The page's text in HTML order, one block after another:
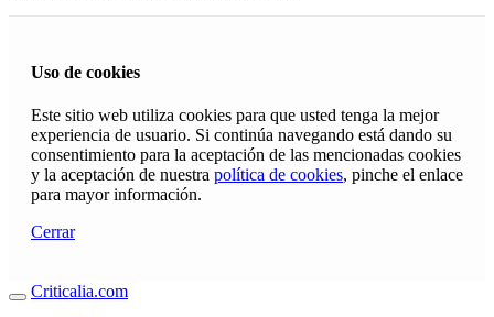
Uso de cookies
Este sitio web utiliza cookies para que usted tenga la mejor
experiencia de usuario. Si continúa navegando está dando su
consentimiento para la aceptación de las mencionadas cookies
y la aceptación de nuestra política de cookies, pinche el enlace
para mayor información.
Cerrar
Criticalia.com